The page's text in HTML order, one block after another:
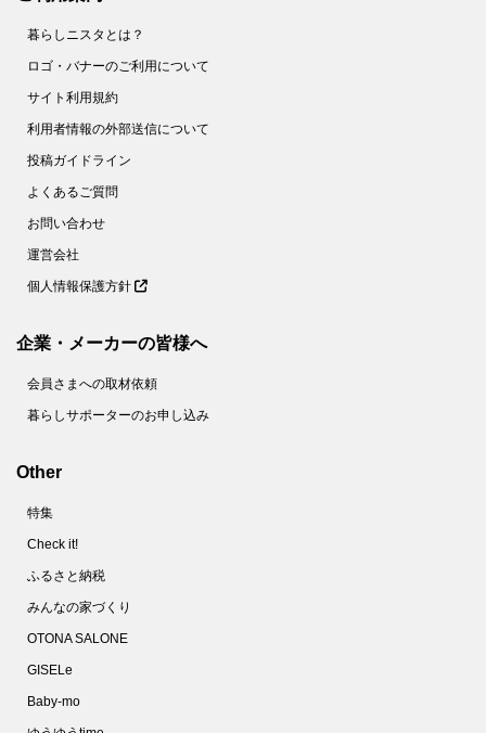
暮らしニスタとは？
ロゴ・バナーのご利用について
サイト利用規約
利用者情報の外部送信について
投稿ガイドライン
よくあるご質問
お問い合わせ
運営会社
個人情報保護方針
企業・メーカーの皆様へ
会員さまへの取材依頼
暮らしサポーターのお申し込み
Other
特集
Check it!
ふるさと納税
みんなの家づくり
OTONA SALONE
GISELe
Baby-mo